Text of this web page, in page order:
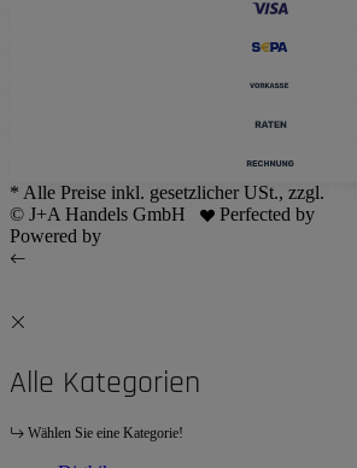
* Alle Preise inkl. gesetzlicher USt., zzgl.
© J+A Handels GmbH
Perfected by
Powered by
Alle Kategorien
Wählen Sie eine Kategorie!